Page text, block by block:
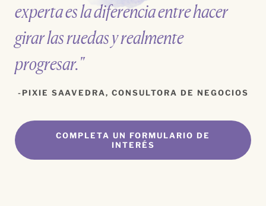
experta es la diferencia entre hacer
girar las ruedas y realmente
progresar."
PIXIE SAAVEDRA, CONSULTORA DE NEGOCIOS
COMPLETA UN FORMULARIO DE
INTERÉS